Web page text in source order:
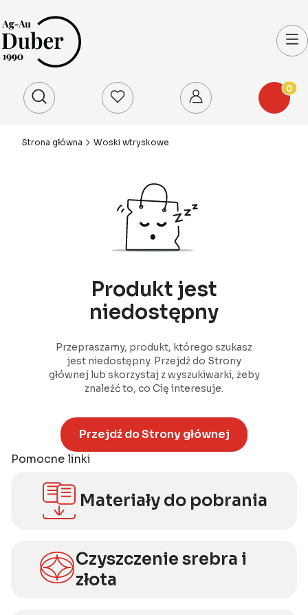
Otwórz wyszukiwarkę
Strona główna Woski wtryskowe
Produkt jest
niedostępny
Przepraszamy, produkt, którego szukasz
jest niedostępny. Przejdź do Strony
głównej lub skorzystaj z wyszukiwarki, żeby
znaleźć to, co Cię interesuje.
Przejdź do Strony głównej
Pomocne linki
Materiały do pobrania
Czyszczenie srebra i
złota